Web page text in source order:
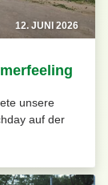
12. JUNI 2026
unsere
auf der